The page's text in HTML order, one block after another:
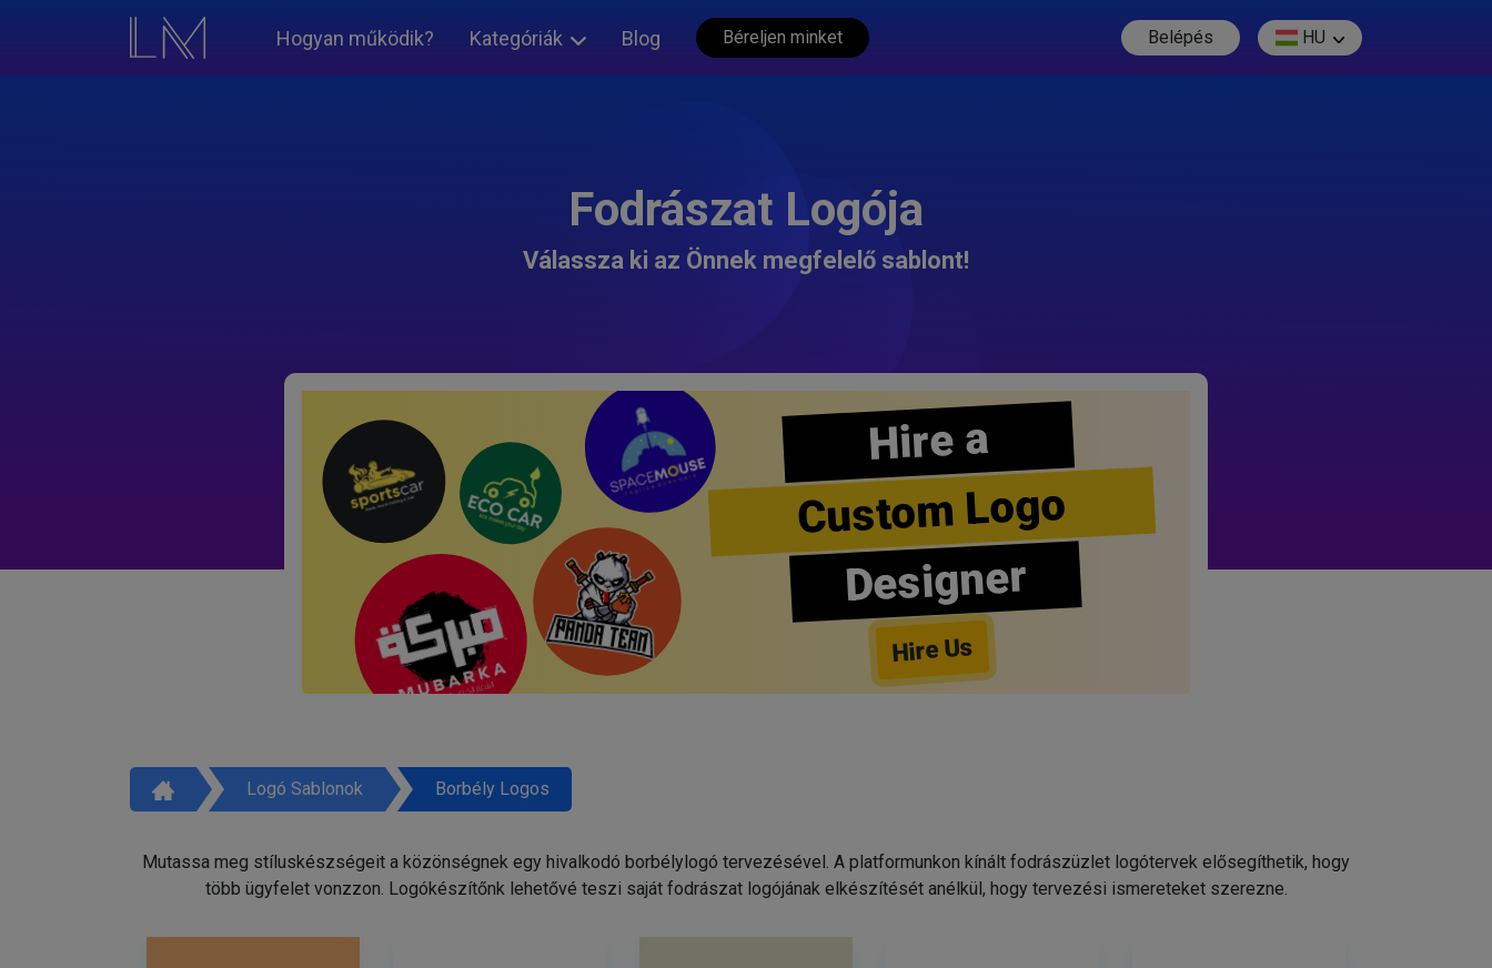
Hogyan működik? Kategóriák Blog Béreljen minket Belépés HU
Fodrászat Logója
Válassza ki az Önnek megfelelő sablont!
Hire a
Custom Logo
Designer
Hire Us
Logó Sablonok Borbély Logos
Mutassa meg stíluskészségeit a közönségnek egy hivalkodó borbélylogó tervezésével. A platformunkon kínált fodrászüzlet logótervek elősegíthetik, hogy
több ügyfelet vonzzon. Logókészítőnk lehetővé teszi saját fodrászat logójának elkészítését anélkül, hogy tervezési ismereteket szerezne.